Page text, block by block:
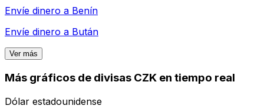
Envíe dinero a Benín
Envíe dinero a Bután
Ver más
Más gráficos de divisas CZK en tiempo real
Dólar estadounidense